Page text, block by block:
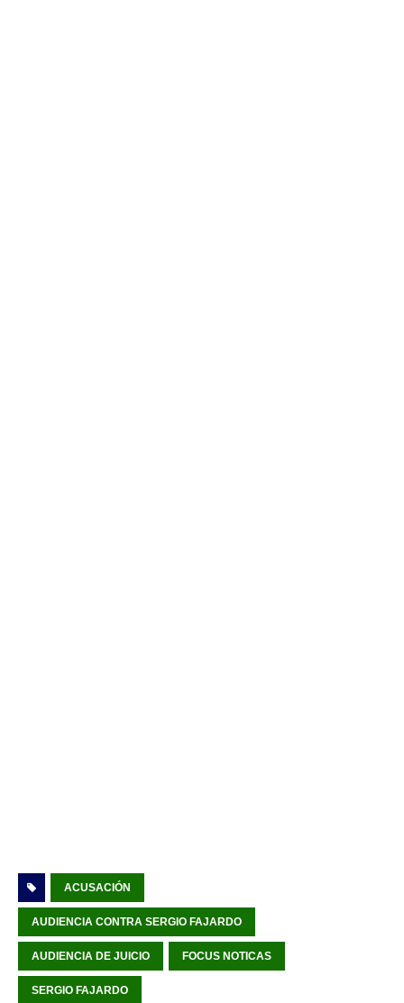
ACUSACIÓN
AUDIENCIA CONTRA SERGIO FAJARDO
AUDIENCIA DE JUICIO FOCUS NOTICAS
SERGIO FAJARDO